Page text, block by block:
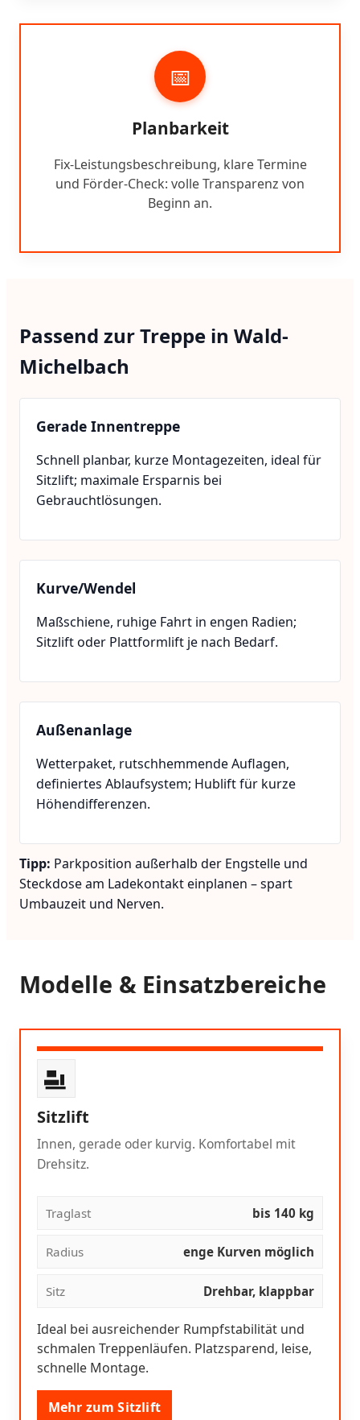
📅
Planbarkeit
Fix-Leistungsbeschreibung, klare Termine
und Förder-Check: volle Transparenz von
Beginn an.
Passend zur Treppe in Wald-
Michelbach
Gerade Innentreppe
Schnell planbar, kurze Montagezeiten, ideal für
Sitzlift; maximale Ersparnis bei
Gebrauchtlösungen.
Kurve/Wendel
Maßschiene, ruhige Fahrt in engen Radien;
Sitzlift oder Plattformlift je nach Bedarf.
Außenanlage
Wetterpaket, rutschhemmende Auflagen,
definiertes Ablaufsystem; Hublift für kurze
Höhendifferenzen.
Tipp: Parkposition außerhalb der Engstelle und
Steckdose am Ladekontakt einplanen – spart
Umbauzeit und Nerven.
Modelle & Einsatzbereiche
Sitzlift
Innen, gerade oder kurvig. Komfortabel mit
Drehsitz.
Traglast bis 140 kg
Radius enge Kurven möglich
Sitz Drehbar, klappbar
Ideal bei ausreichender Rumpfstabilität und
schmalen Treppenläufen. Platzsparend, leise,
schnelle Montage.
Mehr zum Sitzlift